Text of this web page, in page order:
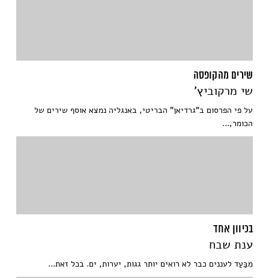
שירים מהקופסה
שי מרקוביץ'
על פי הפרסום ב"גרדיאן" הבריטי, באנגליה נמצא אוסף שירים של
הכומר,...
בכיוון אחד
ענת שבח
מִבַּעַד לעננים כבר לא רואים יותר גגות, יערות, ים. בכל זאת...